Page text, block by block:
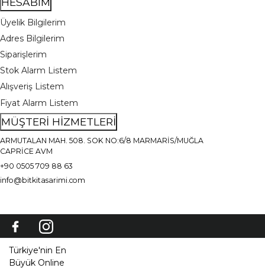
Üyelik Bilgilerim
Adres Bilgilerim
Siparişlerim
Stok Alarm Listem
Alışveriş Listem
Fiyat Alarm Listem
MÜŞTERİ HİZMETLERİ
ARMUTALAN MAH. 508. SOK NO:6/8 MARMARİS/MUĞLA
CAPRİCE AVM
+90 0505 709 88 63
info@bitkitasarimi.com
Türkiye'nin En
Büyük Online